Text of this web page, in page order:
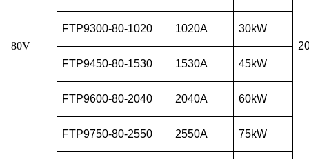
80V
FTP9300-80-1020 1020A 30kW
FTP9450-80-1530 1530A 45kW
FTP9600-80-2040 2040A 60kW
FTP9750-80-2550 2550A 75kW